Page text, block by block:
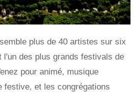
plus de 40 artistes sur six
l'un des plus grands festivals de
pour animé, musique
festive, et les congrégations